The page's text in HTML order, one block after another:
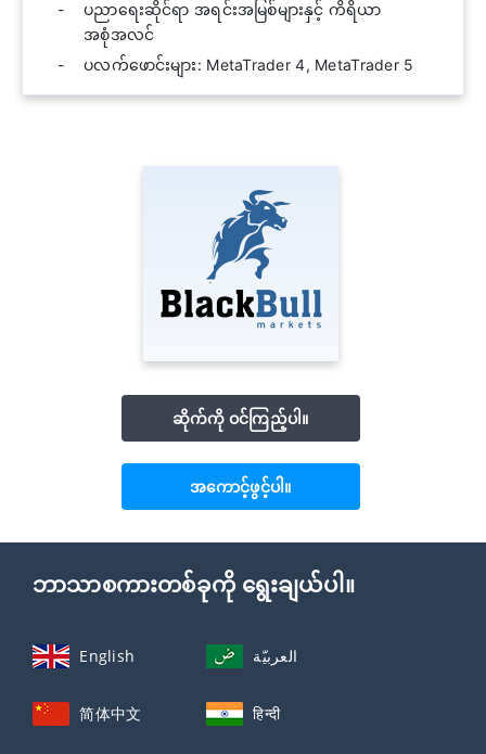
ပညာရေးဆိုင်ရာ အရင်းအမြစ်များနှင့် ကိရိယာ
အစုံအလင်
ပလက်ဖောင်းများ: MetaTrader 4, MetaTrader 5
ဆိုက်ကို ဝင်ကြည့်ပါ။
အကောင့်ဖွင့်ပါ။
ဘာသာစကားတစ်ခုကို ရွေးချယ်ပါ။
English العربيّة
简体中文 हिन्दी